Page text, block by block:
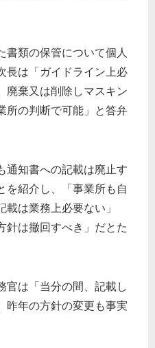
書類の保管について個人
長は「ガイドライン上必
廃棄又は削除しマスキン
所の判断で可能」と答弁
通知書への記載は廃止す
を紹介し、「事業所も自
は業務上必要ない」
針は撤回すべき」だとた
官は「当分の間、記載し
昨年の方針の変更も事実